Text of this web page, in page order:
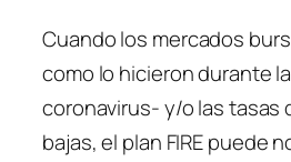
Cuando los mercados
como lo hicieron durante
coronavirus- y/o las tasas
bajas, el plan FIRE puede